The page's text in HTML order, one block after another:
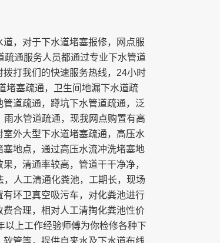
，对于下水道堵塞报修，网点服
通服务人员都通过专业下水管道
打我们的快速服务热线，24小时
堵塞疏通，卫生间地漏下水道疏
道疏通，蹲坑下水管道疏通，泛
水管道疏通，现我网点购置有高
外大型下水道堵塞疏通，高压水
地点，通过高压水流冲洗堵塞地
，清通率较高，管道干干净净，
人工清通化粪池，工期长，现场
环卫真空吸污车，对化粪池进行
合理，相对人工清掏化粪池性价
以上工作经验师傅为你检修各种下
管等，提供自来水及下水道布线